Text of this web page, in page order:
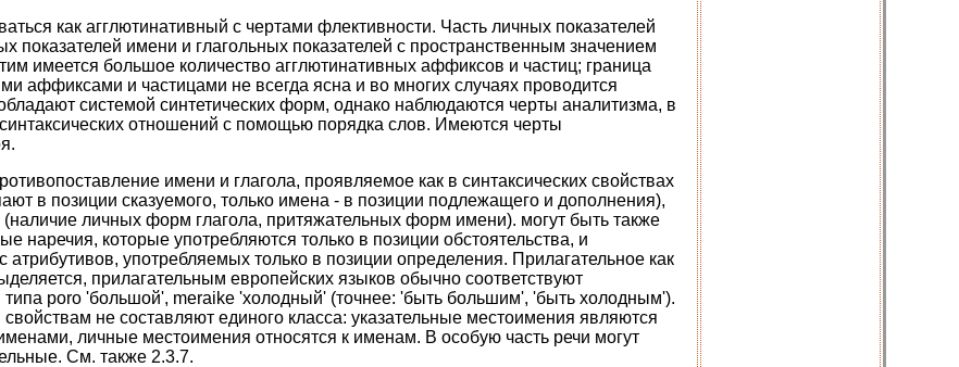
как агглютинативный с чертами флективности. Часть личных показателей
показателей имени и глагольных показателей с пространственным значением
имеется большое количество агглютинативных аффиксов и частиц; граница
аффиксами и частицами не всегда ясна и во многих случаях проводится
системой синтетических форм, однако наблюдаются черты аналитизма, в
отношений с помощью порядка слов. Имеются черты
имени и глагола, проявляемое как в синтаксических свойствах
в позиции сказуемого, только имена - в позиции подлежащего и дополнения),
(наличие личных форм глагола, притяжательных форм имени). могут быть также
наречия, которые употребляются только в позиции обстоятельства, и
атрибутивов, употребляемых только в позиции определения. Прилагательное как
прилагательным европейских языков обычно соответствуют
типа poro 'большой', meraike 'холодный' (точнее: 'быть большим', 'быть холодным').
не составляют единого класса: указательные местоимения являются
личные местоимения относятся к именам. В особую часть речи могут
См. также 2.3.7.